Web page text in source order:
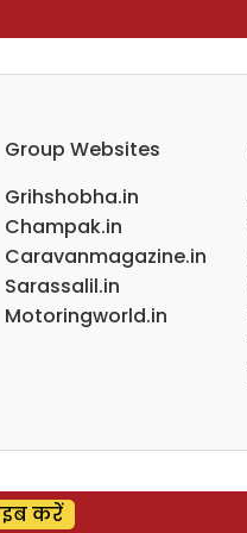
Group Websites
Grihshobha.in
Champak.in
Caravanmagazine.in
Sarassalil.in
Motoringworld.in
करें